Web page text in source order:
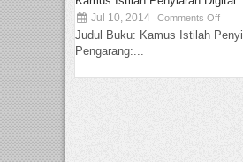
Jul 10, 2014 Comments Off
Judul Buku: Kamus Istilah
Pengarang:...